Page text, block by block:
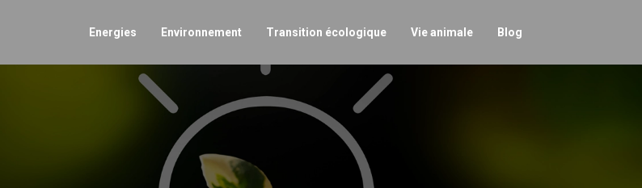
Energies Environnement Transition écologique Vie animale Blog